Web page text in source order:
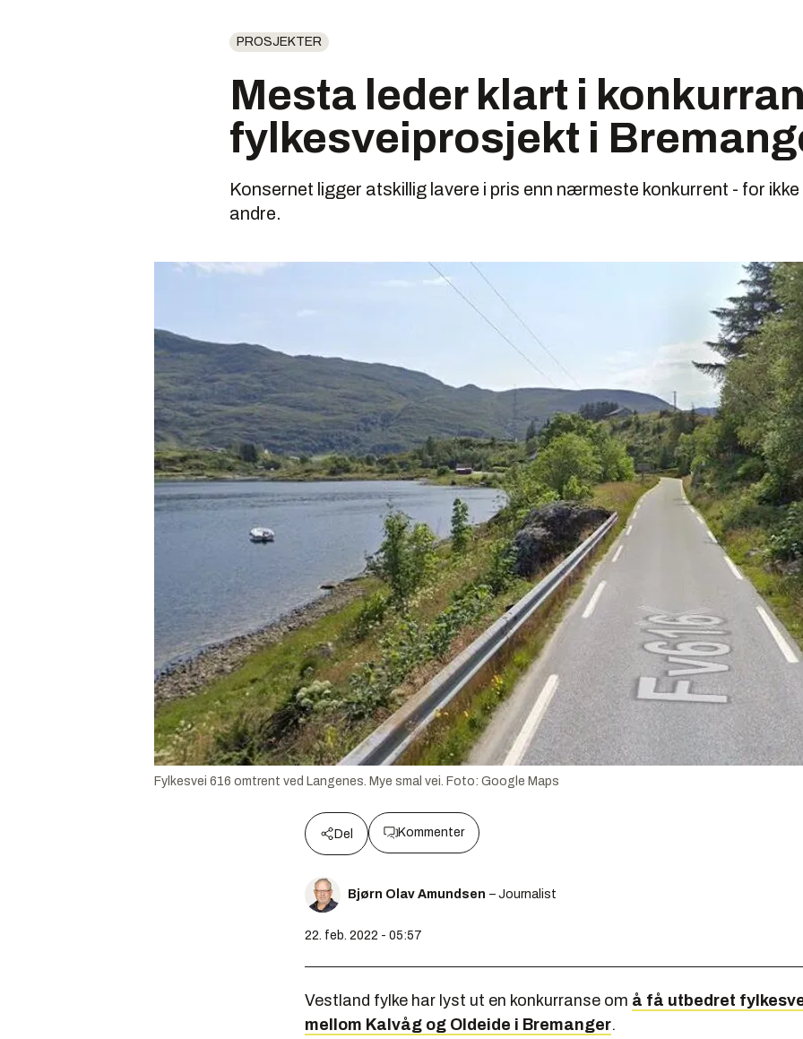
PROSJEKTER
Mesta leder klart i
fylkesveiprosjekt i
Konsernet ligger atskillig lavere i pris enn nærmeste konkurrent - for ikke
andre.
Fylkesvei 616 omtrent ved Langenes. Mye smal vei. Foto: Google Maps
Del Kommenter
Bjørn Olav Amundsen – Journalist
22. feb. 2022 - 05:57
Vestland fylke har lyst ut en konkurranse om å få utbedret
mellom Kalvåg og Oldeide i Bremanger.